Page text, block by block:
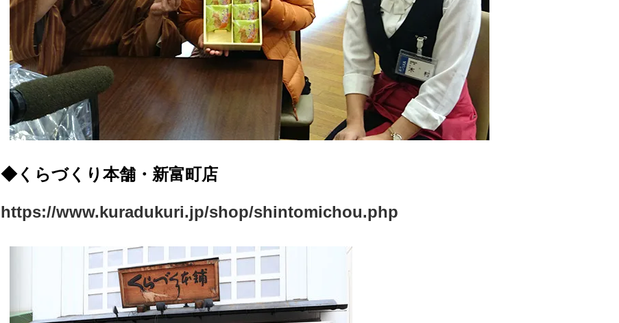
◆くらづくり本舗・新富町店
https://www.kuradukuri.jp/shop/shintomichou.php